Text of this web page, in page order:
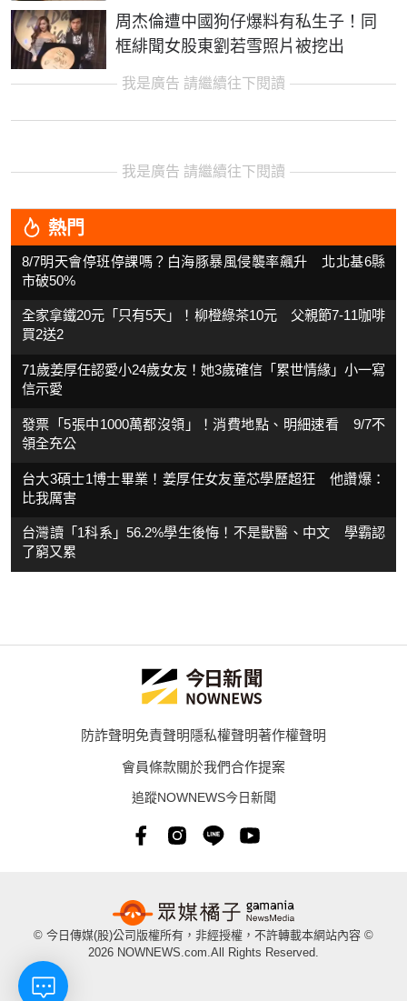
周杰倫遭中國狗仔爆料有私生子！同
框緋聞女股東劉若雪照片被挖出
我是廣告 請繼續往下閱讀
我是廣告 請繼續往下閱讀
熱門
8/7明天會停班停課嗎？白海豚暴風侵襲率飆升 北北基6縣
市破50%
全家拿鐵20元「只有5天」！柳橙綠茶10元 父親節7-11咖啡
買2送2
71歲姜厚任認愛小24歲女友！她3歲確信「累世情緣」小一寫
信示愛
發票「5張中1000萬都沒領」！消費地點、明細速看 9/7不
領全充公
台大3碩士1博士畢業！姜厚任女友童芯學歷超狂 他讚爆：
比我厲害
台灣讀「1科系」56.2%學生後悔！不是獸醫、中文 學霸認
了窮又累
防詐聲明免責聲明隱私權聲明著作權聲明
會員條款關於我們合作提案
追蹤NOWNEWS今日新聞
© 今日傳媒(股)公司版權所有，非經授權，不許轉載本網站內容 ©
2026 NOWNEWS.com.All Rights Reserved.